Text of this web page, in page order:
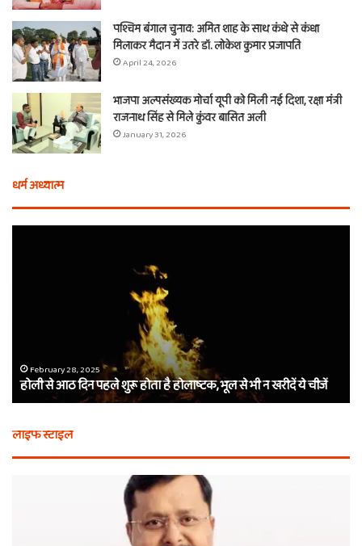
पश्चिम बंगाल चुनाव: अमित शाह के साथ कंधे से कंधा
मिलाकर मैदान में उतरे डॉ. लोकेश कुमार प्रजापति
April 24, 2026
भाजपा अल्पसंख्यक मोर्चा यूपी को मिली नई दिशा, रक्षा मंत्री
राजनाथ सिंह से मिले कुंवर बासित अली
January 31, 2026
धर्म अध्यात्म
होलाष्टक,
भूल
से
न
खरीदें
February 28, 2025
होली से आठ दिन पहले शुरू होता है होलाष्टक, भूल से भी न खरीदें ये चीजें
लाइफ स्टाइल